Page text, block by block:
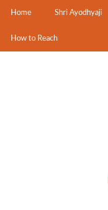
Home Shri Ayodhyaji
How to Reach